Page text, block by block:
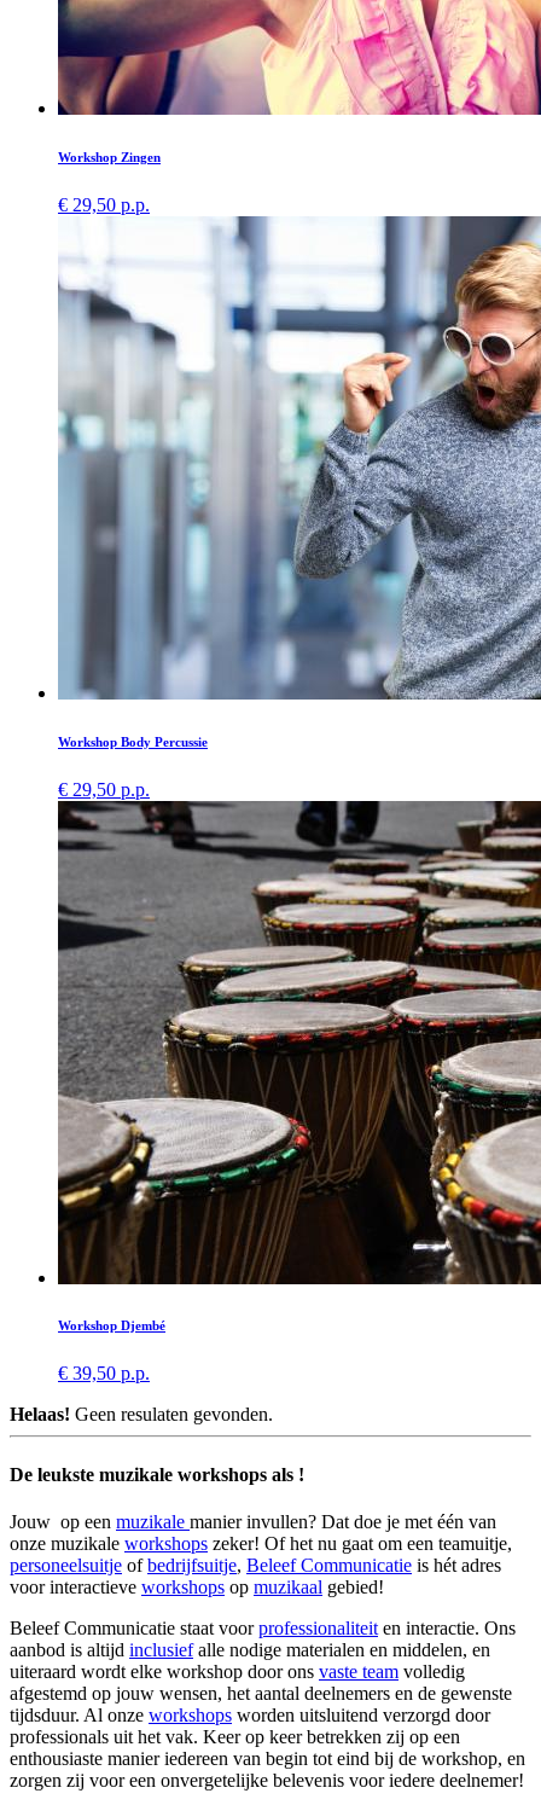
Workshop Zingen
€ 29,50 p.p.
Workshop Body Percussie
€ 29,50 p.p.
Workshop Djembé
€ 39,50 p.p.
Helaas! Geen resulaten gevonden.
De leukste muzikale workshops als !
Jouw op een muzikale manier invullen? Dat doe je met één van
onze muzikale workshops zeker! Of het nu gaat om een teamuitje,
personeelsuitje ofbedrijfsuitje, Beleef Communicatie is hét adres
voor interactieve workshops op muzikaal gebied!
Beleef Communicatie staat voorprofessionaliteit en interactie. Ons
aanbod is altijd inclusiefalle nodige materialen en middelen, en
uiteraard wordt elke workshop door ons vaste team volledig
afgestemd op jouw wensen, het aantal deelnemers en de gewenste
tijdsduur. Al onze workshops worden uitsluitend verzorgd door
professionals uit het vak. Keer op keer betrekken zij op een
enthousiaste manier iedereen van begin tot eind bij de workshop, en
zorgen zij voor een onvergetelijke belevenis voor iedere deelnemer!